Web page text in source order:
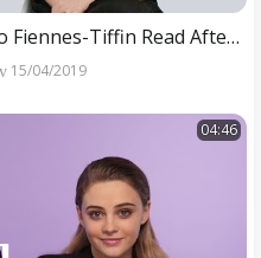
Josephine Langford and Hero Fiennes-Tiffin Read After Movie Fan Theories | ELLE
15/04/2019
04:46